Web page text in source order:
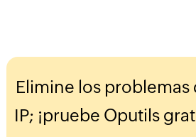
Elimine los problemas
IP; ¡pruebe Oputils